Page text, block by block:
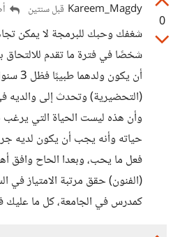
0
Kareem_Magdy قبل سنتين
شغفك وحبك للبرمجة لا يمكن
شخصًا في فترة ما تقدم للالتحاق
أن
(التحضيرية) وتحدث إلى والديه
وأن هذه ليست الحياة التي يرغب
حياته وأنه يجب أن يكون لديه
فعل ما يحب، وبعدا الحاح وافق
(الفنون) حقق مرتبة الامتياز في
كمدرس في الجامعة، كل ما عليك